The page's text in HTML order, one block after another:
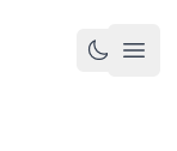
Toggle